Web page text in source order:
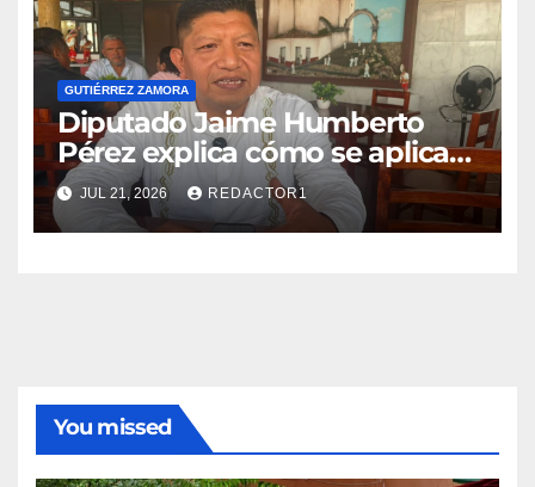
GUTIÉRREZ ZAMORA
Diputado Jaime Humberto
Pérez explica cómo se aplicará
la tarifa cero de CFE
JUL 21, 2026 REDACTOR1
You missed